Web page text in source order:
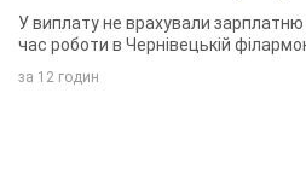
співачка
У виплату не врахували
час роботи в Чернівецькій
за 12 годин